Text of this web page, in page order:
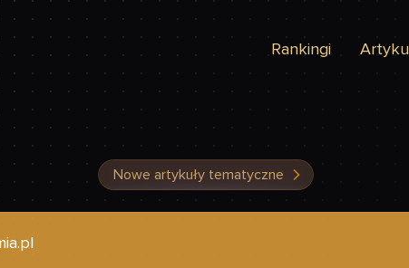
Rankingi
Nowe artykuły tematyczne
czy Twoja strona jest szybka